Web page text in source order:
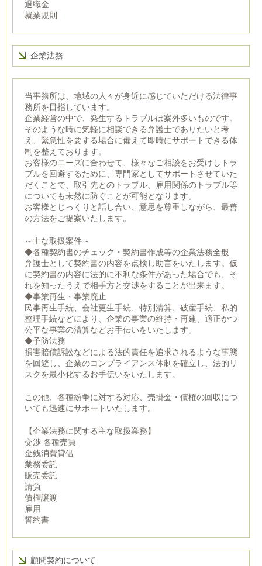
退職金
就業規則
企業法務
当事務所は、地域の人々が身近に感じていただける法律事
務所を目指しています。
企業経営の中で、発生するトラブルは案外多いものです。
そのような時に気軽に相談できる弁護士でありたいと考
え、緊急性を要する場合に備えて即時にサポートできる体
制を整えております。
お客様のニーズに合わせて、様々なご相談をお受けしトラ
ブルを回避するために、専門家としてサポートさせていた
だくことで、取引先とのトラブル、雇用関係のトラブル等
についても未然に防ぐことが可能となります。
お客様とじっくりと話し合い、意思を尊重しながら、最善
の方法をご提案いたします。
～主な取扱案件～
◆各種契約書のチェック・契約書作成等の企業法務全般
弁護士として契約書の内容を点検し助言をいたします。仮
に契約書の内容に法的に不利な条件があった場合でも、そ
れを知ったうえで相手方と交渉をすることが出来ます。
◆事業再生・事業廃止
民事再生手続、会社更生手続、特別清算、破産手続、私的
整理手続などにより、企業の事業の維持・再建、適正かつ
公平な事業の清算などお手伝いをいたします。
◆予防法務
損害賠償訴訟などによる法的責任を追求されるような事態
を回避し、企業のコンプライアンス体制を確立し、法的リ
スクを最小化するお手伝いをいたします。
この他、各種紛争に対する対応、売掛金・債権の回収につ
いても迅速にサポートいたします。
【企業法務に関する主な取扱業務】
交渉 各種売買
金銭消費貸借
業務委託
販売委託
請負
債権譲渡
雇用
誓約書
顧問契約について